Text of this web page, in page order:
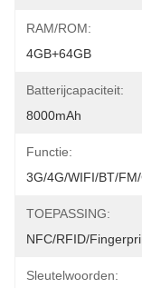
RAM/ROM:
4GB+64GB
Batterijcapaciteit:
8000mAh
Functie:
3G/4G/WIFI/BT/
TOEPASSING:
NFC/RFID/
Sleutelwoorden: